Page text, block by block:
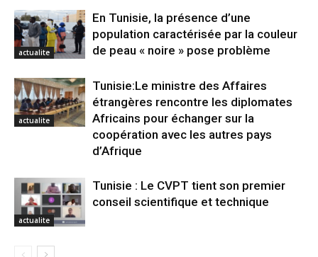
actualite
En Tunisie, la présence d’une
population caractérisée par la couleur
de peau « noire » pose problème
actualite
Tunisie:Le ministre des Affaires
étrangères rencontre les diplomates
Africains pour échanger sur la
coopération avec les autres pays
d’Afrique
actualite
Tunisie : Le CVPT tient son premier
conseil scientifique et technique